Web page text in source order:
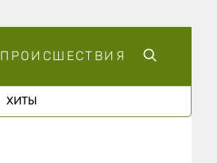
ПРОИСШЕСТВИЯ
ХИТЫ